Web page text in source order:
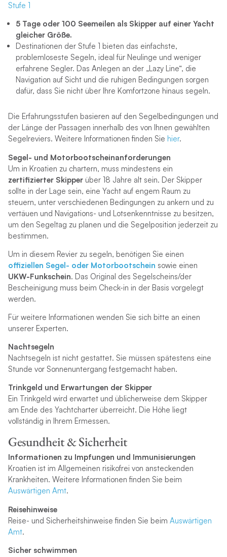
Stufe 1
5 Tage oder 100 Seemeilen als Skipper auf einer Yacht
gleicher Größe.
Destinationen der Stufe 1 bieten das einfachste,
problemloseste Segeln, ideal für Neulinge und weniger
erfahrene Segler. Das Anlegen an der „Lazy Line“, die
Navigation auf Sicht und die ruhigen Bedingungen sorgen
dafür, dass Sie nicht über Ihre Komfortzone hinaus segeln.
Die Erfahrungsstufen basieren auf den Segelbedingungen und
der Länge der Passagen innerhalb des von Ihnen gewählten
Segelreviers. Weitere Informationen finden Sie hier.
Segel- und Motorbootscheinanforderungen
Um in Kroatien zu chartern, muss mindestens ein
zertifizierter Skipperüber 18 Jahre alt sein. Der Skipper
sollte in der Lage sein, eine Yacht auf engem Raum zu
steuern, unter verschiedenen Bedingungen zu ankern und zu
vertäuen und Navigations- und Lotsenkenntnisse zu besitzen,
um den Segeltag zu planen und die Segelposition jederzeit zu
bestimmen.
Um in diesem Revier zu segeln, benötigen Sie einen
offiziellen Segel- oder Motorbootschein sowie einen
UKW-Funkschein. Das Original des Segelscheins/der
Bescheinigung muss beim Check-in in der Basis vorgelegt
werden.
Für weitere Informationen wenden Sie sich bitte an einen
unserer Experten.
Nachtsegeln
Nachtsegeln ist nicht gestattet. Sie müssen spätestens eine
Stunde vor Sonnenuntergang festgemacht haben.
Trinkgeld und Erwartungen der Skipper
Ein Trinkgeld wird erwartet und üblicherweise dem Skipper
am Ende des Yachtcharter überreicht. Die Höhe liegt
vollständig in Ihrem Ermessen.
Gesundheit & Sicherheit
Informationen zu Impfungen und Immunisierungen
Kroatien ist im Allgemeinen risikofrei von ansteckenden
Krankheiten. Weitere Informationen finden Sie beim
Auswärtigen Amt.
Reisehinweise
Reise- und Sicherheitshinweise finden Sie beim Auswärtigen
Amt.
Sicher schwimmen